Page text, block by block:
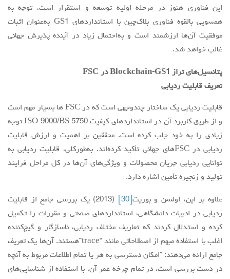
این فناوری هنوز در مرحله اولیه توسعه و استقرار است، توجه به
همسویی بالقوه فناوری بلاک‌چین با استانداردهای GS1 به‌عنوان اثبات
موفقیت آن‌ها ارزشمند است و به‌احتمال زیاد در آینده پذیرش جهانی
غالب خواهد شد.
پتانسیل‌های تراز Blockchain-GS1در FSC
تعریف قابلیت ردیابی
قابلیت ردیابی یک ساختار چندوجهی است که در FSC ‌ها بسیار مهم است
و از طریق کاربرد آن در استانداردهای کیفیت ISO 9000/BS 5750 توجه
زیادی را به خود جلب کرده است. محققین بر اهمیت و ارزش قابلیت
ردیابی در FSCهای جهانی تأکید کرده‌اند. به‌طورکلی، قابلیت ردیابی به
توانایی ردیابی جریان محصولات و ویژگی‌های آن‌ها در کل مراحل فرایند
تولید و زنجیره تأمین اشاره دارد.
علاوه بر این، اولسن و بوریت [30]
(2013) یک بررسی جامع از قابلیت
ردیابی در ادبیات دانشگاهی، استانداردهای صنعتی و مقررات را تکمیل
کرده و استدلال کردند که تعاریف مختلف ردیابی، ناسازگار و گیج‌کننده
اغلب با استفاده مبهم از اصطلاحاتی مانند “trace”هستند. آن‌ها یک تعریف
جامع ارائه می‌دهند: “امکان دسترسی به هر یا تمام اطلاعات مربوط به آنچه
در دست بررسی است، در تمام چرخه عمر آن، با استفاده از شناسایی‌های